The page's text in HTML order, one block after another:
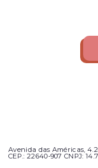
Avenida das Américas,
CEP.: 22640-907 CNPJ: